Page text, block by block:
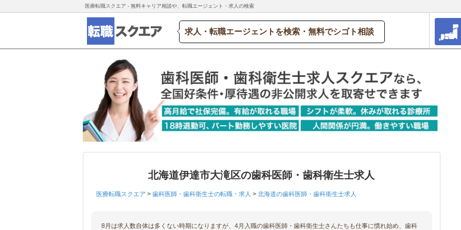
医療転職スクエア - 無料キャリア相談や、転職エージェント・求人の検索
求人・転職エージェントを検索・無料でシゴト相談
北海道伊達市大滝区の歯科医師・歯科衛生士求人
医療転職スクエア > 歯科医師・歯科衛生士の転職・求人 > 北海道の歯科医師・歯科衛生士求人
8月は求人数自体は多くない時期になりますが、4月入職の歯科医師・歯科衛生士さんたちも仕事に慣れ始め、歯科